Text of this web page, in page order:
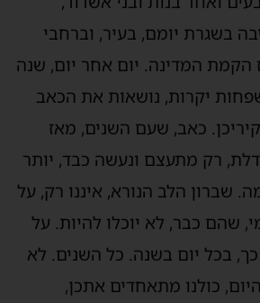
בשגרת יומם, בעיר, וברחבי
הקמת המדינה. יום אחר יום, שנה
יקרות, נושאות את הכאב
כאב, שעם השנים, מאז
רק מתעצם ונעשה כבד, יותר
שברון הלב הנורא, איננו רק, על
שהם כבר, לא יוכלו להיות. על
בכל יום בשנה. כל השנים. לא
כולנו מתאחדים אתכן,